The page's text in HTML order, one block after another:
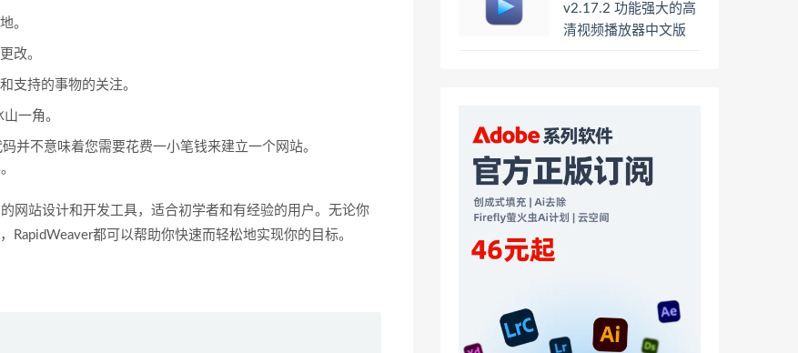
。
改。
支持的事物的关注。
一角。
并不意味着您需要花费一小笔钱来建立一个网站。
网站设计和开发工具，适合初学者和有经验的用户。无论你
都可以帮助你快速而轻松地实现你的目标。
v2.17.2 功能强大的高
清视频播放器中文版